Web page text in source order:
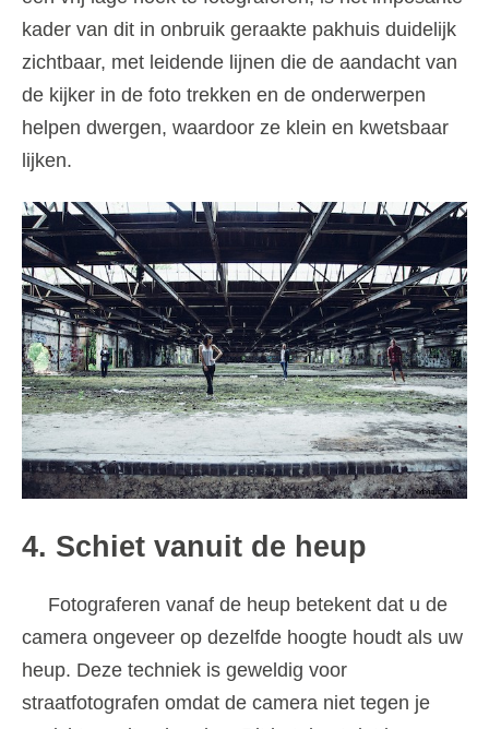
kader van dit in onbruik geraakte pakhuis duidelijk
zichtbaar, met leidende lijnen die de aandacht van
de kijker in de foto trekken en de onderwerpen
helpen dwergen, waardoor ze klein en kwetsbaar
lijken.
4. Schiet vanuit de heup
Fotograferen vanaf de heup betekent dat u de
camera ongeveer op dezelfde hoogte houdt als uw
heup. Deze techniek is geweldig voor
straatfotografen omdat de camera niet tegen je